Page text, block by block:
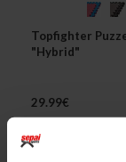
Thuis trainen
Topfighter
"Hybrid"
29.99€